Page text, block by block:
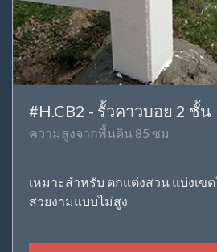
#H.CB2 - รั้วคาวบอย 2 ชั้น
ความสูงจากพื้นดิน 85 ซม
เหมาะสำหรับ ตกแต่งสวน แบ่งเข
สวยงามแบบไม่สูง